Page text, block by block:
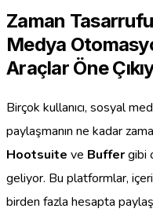
Zaman
Medya
Araçlar Öne
Birçok kullanıcı, sosyal
paylaşmanın ne kadar
Hootsuite ve Buffergibi
geliyor. Bu platformlar,
birden fazla hesapta